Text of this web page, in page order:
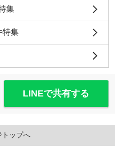
集
特集
LINEで共有する
トップへ